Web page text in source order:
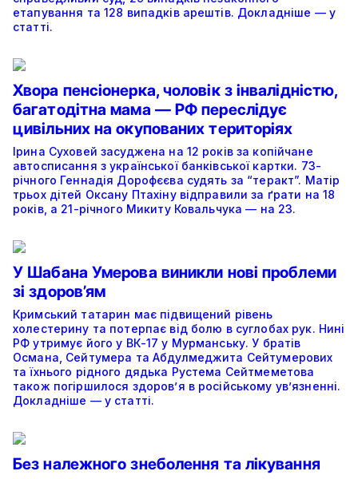
етапування та 128 випадків арештів. Докладніше — у
статті.
Хвора пенсіонерка, чоловік з інвалідністю,
багатодітна мама — РФ переслідує
цивільних на окупованих територіях
Ірина Суховей засуджена на 12 років за копійчане
автосписання з української банківської картки. 73-
річного Геннадія Дорофєєва судять за “теракт”. Матір
трьох дітей Оксану Птахіну відправили за ґрати на 18
років, а 21-річного Микиту Ковальчука — на 23.
У Шабана Умерова виникли нові проблеми
зі здоров’ям
Кримський татарин має підвищений рівень
холестерину та потерпає від болю в суглобах рук. Нині
РФ утримує його у ВК-17 у Мурманську. У братів
Османа, Сейтумера та Абдулмеджита Сейтумерових
та їхнього рідного дядька Рустема Сейтмеметова
також погіршилося здоров’я в російському ув’язненні.
Докладніше — у статті.
Без належного знеболення та лікування